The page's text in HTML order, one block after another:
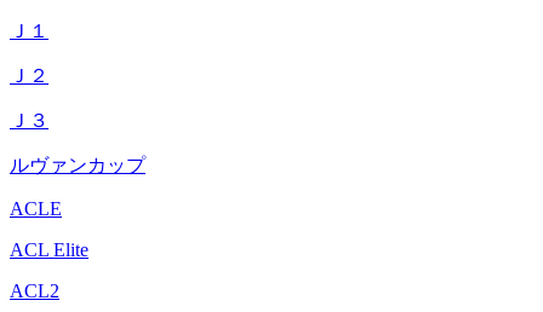
Ｊ１
Ｊ２
Ｊ３
ルヴァンカップ
ACLE
ACL Elite
ACL2